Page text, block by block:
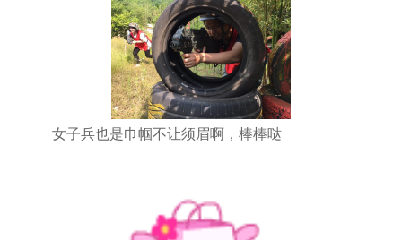
女子兵也是巾帼不让须眉啊，棒棒哒